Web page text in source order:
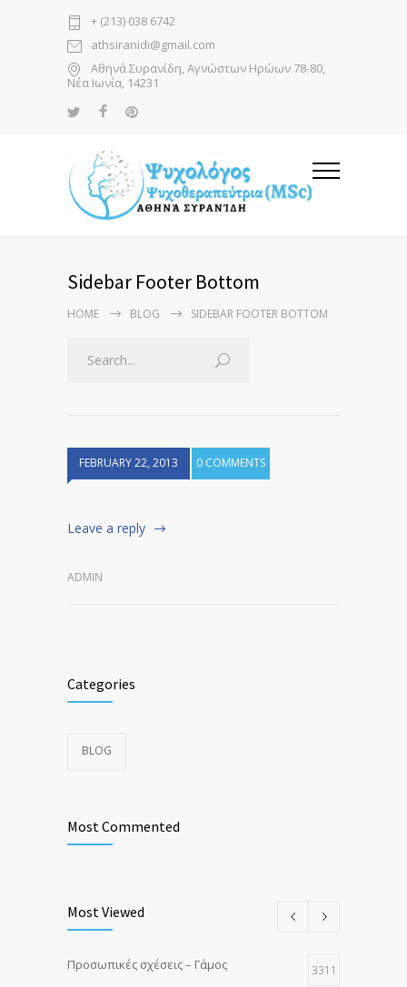
+ (213) 038 6742
athsiranidi@gmail.com
Αθηνά Συρανίδη, Αγνώστων Ηρώων 78-80,
Νέα Ιωνία, 14231
Sidebar Footer Bottom
HOME BLOG SIDEBAR FOOTER BOTTOM
FEBRUARY 22, 2013 0 COMMENTS
Leave a reply
ADMIN
Categories
BLOG
Most Commented
Most Viewed
Προσωπικές σχέσεις – Γάμος 3311